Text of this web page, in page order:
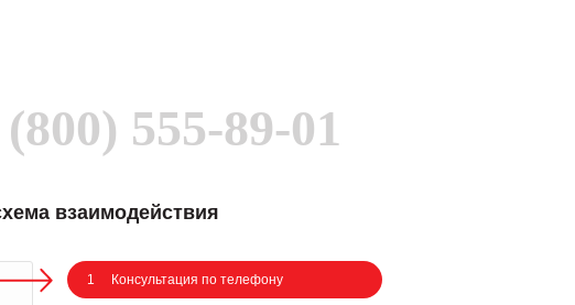
555-89-01
взаимодействия
1 Консультация по телефону